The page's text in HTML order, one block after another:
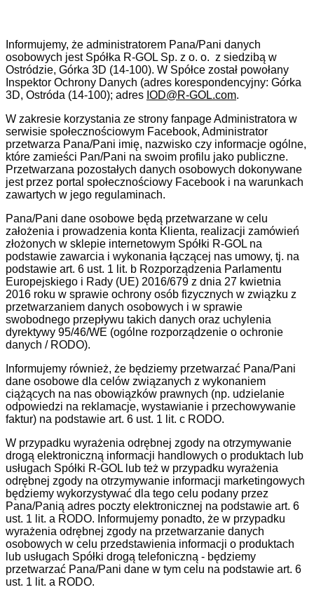
Informujemy, że administratorem Pana/Pani danych
osobowych jest Spółka R-GOL Sp. z o. o. z siedzibą w
Ostródzie, Górka 3D (14-100). W Spółce został powołany
Inspektor Ochrony Danych (adres korespondencyjny: Górka
3D, Ostróda (14-100); adres IOD@R-GOL.com.
W zakresie korzystania ze strony fanpage Administratora w
serwisie społecznościowym Facebook, Administrator
przetwarza Pana/Pani imię, nazwisko czy informacje ogólne,
które zamieści Pan/Pani na swoim profilu jako publiczne.
Przetwarzana pozostałych danych osobowych dokonywane
jest przez portal społecznościowy Facebook i na warunkach
zawartych w jego regulaminach.
Pana/Pani dane osobowe będą przetwarzane w celu
założenia i prowadzenia konta Klienta, realizacji zamówień
złożonych w sklepie internetowym Spółki R-GOL na
podstawie zawarcia i wykonania łączącej nas umowy, tj. na
podstawie art. 6 ust. 1 lit. b Rozporządzenia Parlamentu
Europejskiego i Rady (UE) 2016/679 z dnia 27 kwietnia
2016 roku w sprawie ochrony osób fizycznych w związku z
przetwarzaniem danych osobowych i w sprawie
swobodnego przepływu takich danych oraz uchylenia
dyrektywy 95/46/WE (ogólne rozporządzenie o ochronie
danych / RODO).
Informujemy również, że będziemy przetwarzać Pana/Pani
dane osobowe dla celów związanych z wykonaniem
ciążących na nas obowiązków prawnych (np. udzielanie
odpowiedzi na reklamacje, wystawianie i przechowywanie
faktur) na podstawie art. 6 ust. 1 lit. c RODO.
W przypadku wyrażenia odrębnej zgody na otrzymywanie
drogą elektroniczną informacji handlowych o produktach lub
usługach Spółki R-GOL lub też w przypadku wyrażenia
odrębnej zgody na otrzymywanie informacji marketingowych
będziemy wykorzystywać dla tego celu podany przez
Pana/Panią adres poczty elektronicznej na podstawie art. 6
ust. 1 lit. a RODO. Informujemy ponadto, że w przypadku
wyrażenia odrębnej zgody na przetwarzanie danych
osobowych w celu przedstawienia informacji o produktach
lub usługach Spółki drogą telefoniczną - będziemy
przetwarzać Pana/Pani dane w tym celu na podstawie art. 6
ust. 1 lit. a RODO.